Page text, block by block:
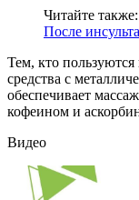
Читайте также:
После
Тем, кто
средства с
обеспечивает
кофеином и
Видео